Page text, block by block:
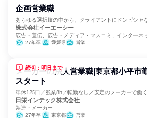
企画営業職
あらゆる選択肢の中から、クライアントにドンピシャ
株式会社イーエーシー
広告・宣伝、広告・メディア・マスコミ、インターネ
27年卒 愛媛県 営業
締切：明日まで
メーカーの法人営業職|東京都小平市
スタート
年休125日／残業8h／転勤なし／安定のメーカーで働く
日栄インテック株式会社
製造・メーカー
27年卒 東京都 営業